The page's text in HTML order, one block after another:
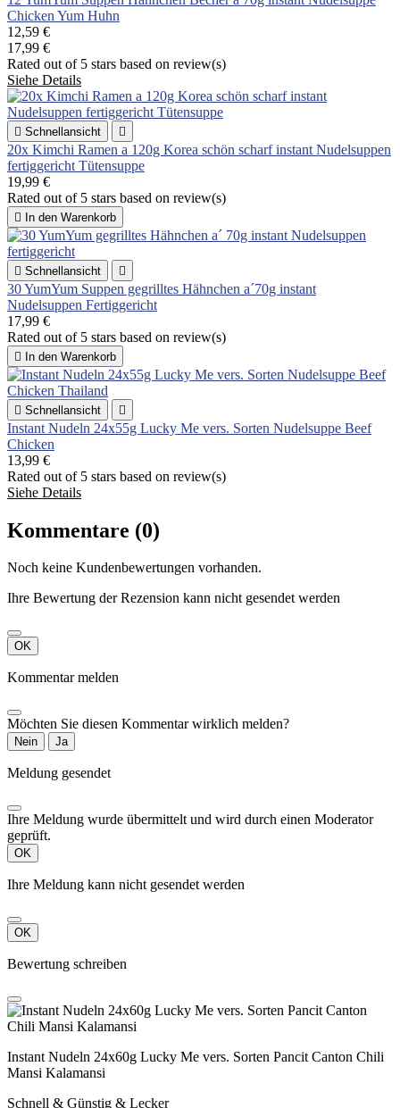
Chicken Yum Huhn
12,59 €
17,99 €
Rated out of 5 stars based on review(s)
Siehe Details
 Schnellansicht 
20x Kimchi Ramen a 120g Korea schön scharf instant Nudelsuppen
fertiggericht Tütensuppe
19,99 €
Rated out of 5 stars based on review(s)
 In den Warenkorb
 Schnellansicht 
30 YumYum Suppen gegrilltes Hähnchen a´70g instant
Nudelsuppen Fertiggericht
17,99 €
Rated out of 5 stars based on review(s)
 In den Warenkorb
 Schnellansicht 
Instant Nudeln 24x55g Lucky Me vers. Sorten Nudelsuppe Beef
Chicken
13,99 €
Rated out of 5 stars based on review(s)
Siehe Details
Kommentare (0)
Noch keine Kundenbewertungen vorhanden.
Ihre Bewertung der Rezension kann nicht gesendet werden
OK
Kommentar melden
Möchten Sie diesen Kommentar wirklich melden?
Nein Ja
Meldung gesendet
Ihre Meldung wurde übermittelt und wird durch einen Moderator
geprüft.
OK
Ihre Meldung kann nicht gesendet werden
OK
Bewertung schreiben
Instant Nudeln 24x60g Lucky Me vers. Sorten Pancit Canton Chili
Mansi Kalamansi
Schnell & Günstig & Lecker